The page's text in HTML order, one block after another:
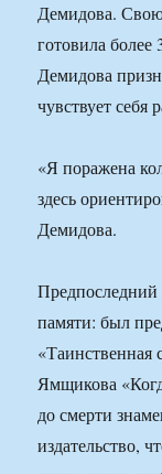
Демидова.
готовила
Демидова
чувствует себя
«Я поражена
здесь
Демидова.
Предпоследний
памяти: был
«Таинственная
Ямщикова
до смерти
издательство,